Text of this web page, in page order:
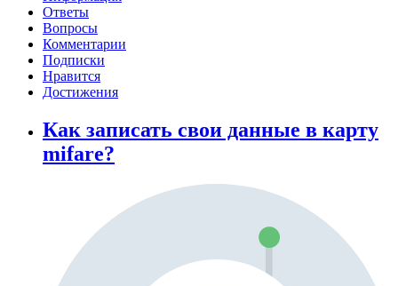
Ответы
Вопросы
Комментарии
Подписки
Нравится
Достижения
Как записать свои данные в карту
mifare?